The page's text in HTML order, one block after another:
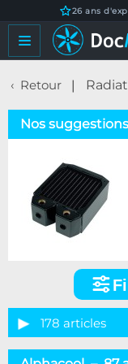
26 ans
Retour
Nos suggestions
articles
Catégorie
178 articles